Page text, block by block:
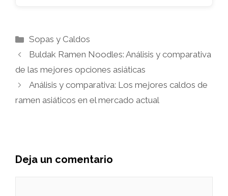
Categorías
Sopas y Caldos
Buldak Ramen Noodles: Análisis y comparativa
de las mejores opciones asiáticas
Análisis y comparativa: Los mejores caldos de
ramen asiáticos en el mercado actual
Deja un comentario